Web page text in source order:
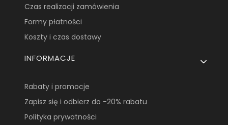
Czas realizacji zamówienia
Formy płatności
Koszty i czas dostawy
INFORMACJE
Rabaty i promocje
Zapisz się i odbierz do -20% rabatu
Polityka prywatności